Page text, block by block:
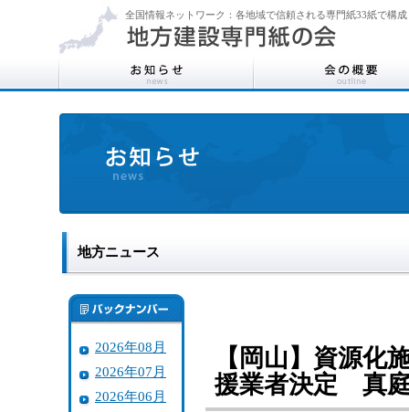
全国情報ネットワーク：各地域で信頼される専門紙33紙で構成
地方ニュース
2026年08月
2026年07月
2026年06月
【岡山】資源
援業者決定 真